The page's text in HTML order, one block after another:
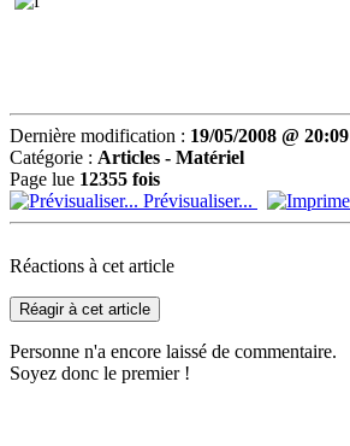
Dernière modification : 19/05/2008 @ 20:09
Catégorie : Articles - Matériel
Page lue 12355 fois
Prévisualiser...
Réactions à cet article
Réagir à cet article
Personne n'a encore laissé de commentaire.
Soyez donc le premier !